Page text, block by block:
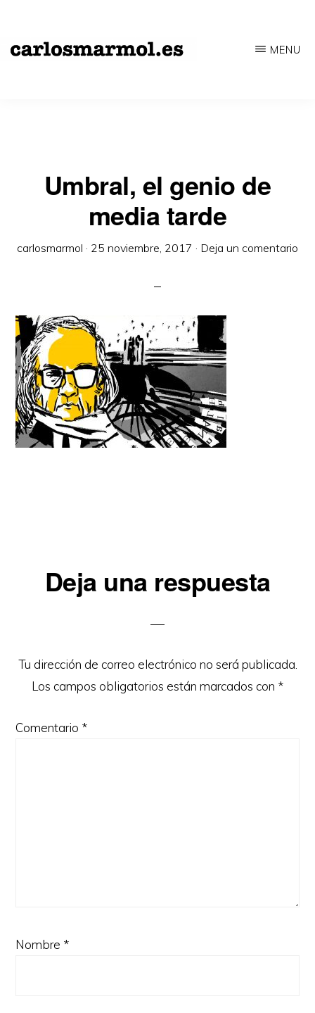
contenido
'underground'
'avant-
MENU
Umbral, el genio de
media tarde
carlosmarmol · 25 noviembre, 2017 · Deja un comentario
Interacciones
lectores
Deja una respuesta
Tu dirección de correo electrónico no será publicada.
Los campos obligatorios están marcados con *
Comentario *
Nombre *